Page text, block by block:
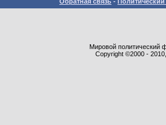
Мировой политический
Copyright ©2000 -